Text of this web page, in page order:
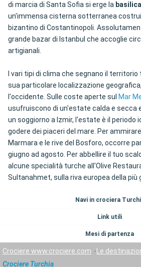
di marcia di Santa Sofia si erge la
un'immensa cisterna sotterranea
bizantino di Costantinopoli.
grande bazar di Istanbul che accoglie
artigianali.
I vari tipi di clima che segnano il
sua particolare localizzazione
l'occidente. Sulle coste aperte sul Mar
usufruiscono di un'estate calda e secca
un soggiorno a Izmir, l'estate è il periodo
godere dei piaceri del mare. Per
Marmara e le rive del Bosforo, occorre
giugno ad agosto. Per abbellire il tuo
alcune specialità turche all'Olive
Sultanahmet, sulla riva europea della
Navi in crociera
Link utili
Mesi di partenza
Crociere www.crociere.com
Le
Crociere Turchia